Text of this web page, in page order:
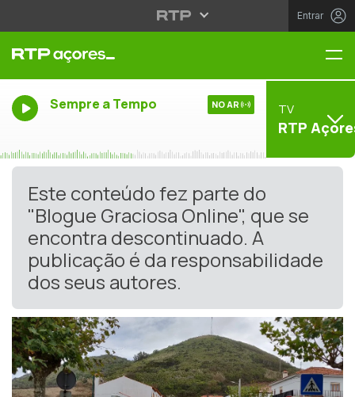
Entrar
Sempre a Tempo NO AR TV
RTP
Este conteúdo fez parte do
"Blogue Graciosa Online", que se
encontra descontinuado. A
publicação é da responsabilidade
dos seus autores.